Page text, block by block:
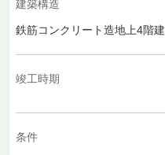
建築構造
鉄筋コンクリート造地上4階建
竣工時期
条件